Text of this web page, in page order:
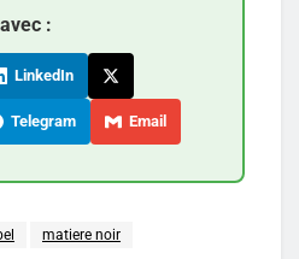
:
LinkedIn
Telegram Email
matiere noir